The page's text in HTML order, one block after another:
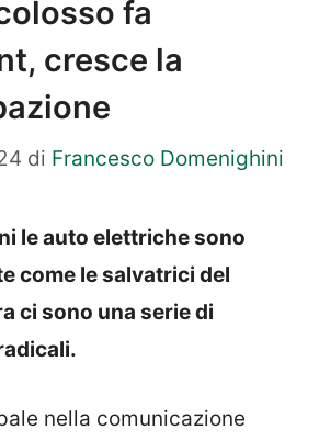
fa
cresce la
di Francesco Domenighini
le auto elettriche sono
come le salvatrici del
ci sono una serie di
nella comunicazione